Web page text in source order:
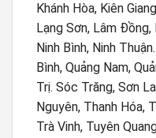
Khánh Hòa, Kiên
Lạng Sơn, Lâm
Ninh Bình, Ninh
Bình, Quảng Nam,
Trị. Sóc Trăng, Sơn
Nguyên, Thanh Hóa,
Trà Vinh, Tuyên